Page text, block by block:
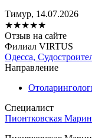
Тимур, 14.07.2026
★★★★★
Отзыв на сайте
Филиал VIRTUS
Одесса,
Направление
Специалист
Пионтковская